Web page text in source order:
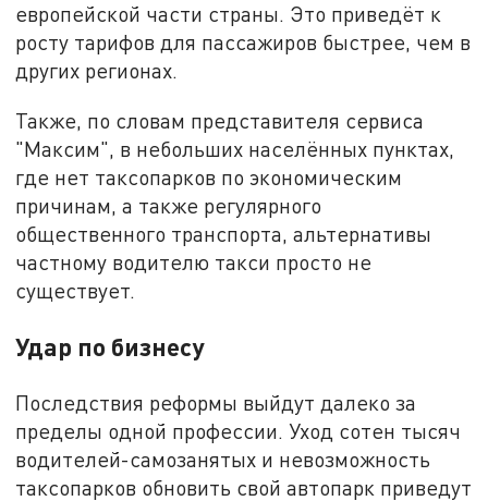
европейской части страны. Это приведёт к
росту тарифов для пассажиров быстрее, чем в
других регионах.
Также, по словам представителя сервиса
"Максим", в небольших населённых пунктах,
где нет таксопарков по экономическим
причинам, а также регулярного
общественного транспорта, альтернативы
частному водителю такси просто не
существует.
Удар по бизнесу
Последствия реформы выйдут далеко за
пределы одной профессии. Уход сотен тысяч
водителей-самозанятых и невозможность
таксопарков обновить свой автопарк приведут